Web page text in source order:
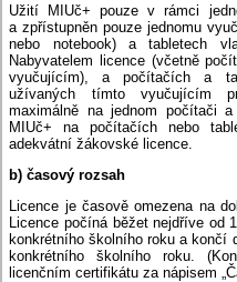
Užití MIUč+ pouze v rámci
a zpřístupněn pouze jednomu
nebo notebook) a tabletech
Nabyvatelem licence (včetně
vyučujícím), a počítačích a
užívaných tímto vyučujícím
maximálně na jednom počítači
MIUč+ na počítačích nebo
adekvátní žákovské licence.
b) časový rozsah
Licence je časově omezena na
Licence počíná běžet nejdříve od
konkrétního školního roku a končí
konkrétního školního roku.
licenčním certifikátu za nápisem